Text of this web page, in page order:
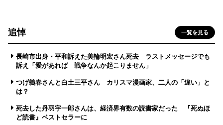
追悼 一覧を見る
長崎市出身・平和訴えた美輪明宏さん死去 ラストメッセージでも
訴え「愛があれば 戦争なんか起こりません」
つげ義春さんと白土三平さん カリスマ漫画家、二人の「違い」と
は？
死去した丹羽宇一郎さんは、経済界有数の読書家だった 『死ぬほ
ど読書』ベストセラーに